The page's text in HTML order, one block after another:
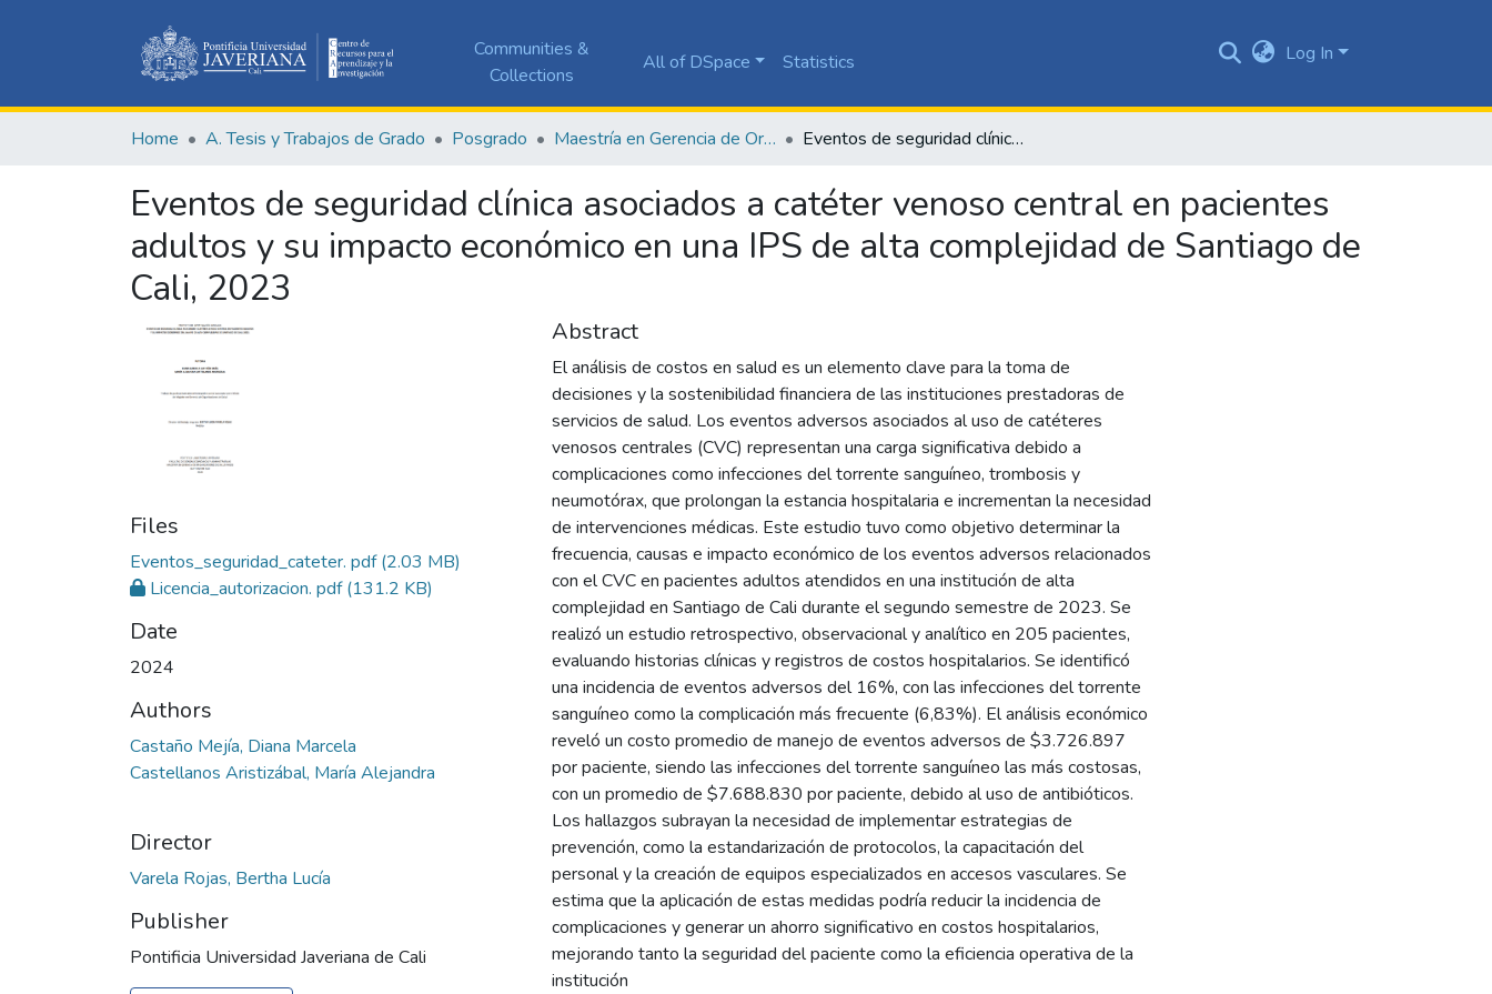
Communities &
Collections
All of DSpace Statistics Log In
Home A. Tesis y Trabajos de Grado Posgrado Maestría en Gerencia de Organizaciones de Salud Eventos de seguridad clínica asociados a catéter venoso central en pacientes adultos y su impacto económico en una IPS de alta complejidad de Santiago de Cali, 2023
Eventos de seguridad clínica asociados a catéter venoso central en pacientes
adultos y su impacto económico en una IPS de alta complejidad de Santiago de
Cali, 2023
Files
Eventos_seguridad_cateter. pdf(2.03 MB)
Licencia_autorizacion. pdf(131.2 KB)
Date
2024
Authors
Castaño Mejía, Diana Marcela
Castellanos Aristizábal, María Alejandra
Director
Varela Rojas, Bertha Lucía
Publisher
Pontificia Universidad Javeriana de Cali
Abstract
El análisis de costos en salud es un elemento clave para la toma de
decisiones y la sostenibilidad financiera de las instituciones prestadoras de
servicios de salud. Los eventos adversos asociados al uso de catéteres
venosos centrales (CVC) representan una carga significativa debido a
complicaciones como infecciones del torrente sanguíneo, trombosis y
neumotórax, que prolongan la estancia hospitalaria e incrementan la necesidad
de intervenciones médicas. Este estudio tuvo como objetivo determinar la
frecuencia, causas e impacto económico de los eventos adversos relacionados
con el CVC en pacientes adultos atendidos en una institución de alta
complejidad en Santiago de Cali durante el segundo semestre de 2023. Se
realizó un estudio retrospectivo, observacional y analítico en 205 pacientes,
evaluando historias clínicas y registros de costos hospitalarios. Se identificó
una incidencia de eventos adversos del 16%, con las infecciones del torrente
sanguíneo como la complicación más frecuente (6,83%). El análisis económico
reveló un costo promedio de manejo de eventos adversos de $3.726.897
por paciente, siendo las infecciones del torrente sanguíneo las más costosas,
con un promedio de $7.688.830 por paciente, debido al uso de antibióticos.
Los hallazgos subrayan la necesidad de implementar estrategias de
prevención, como la estandarización de protocolos, la capacitación del
personal y la creación de equipos especializados en accesos vasculares. Se
estima que la aplicación de estas medidas podría reducir la incidencia de
complicaciones y generar un ahorro significativo en costos hospitalarios,
mejorando tanto la seguridad del paciente como la eficiencia operativa de la
institución